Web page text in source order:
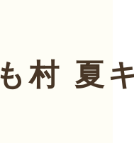
も村